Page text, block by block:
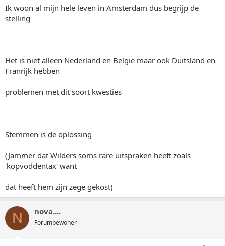
Ik woon al mijn hele leven in Amsterdam dus begrijp de
stelling
Het is niet alleen Nederland en Belgie maar ook Duitsland en
Franrijk hebben
problemen met dit soort kwesties
Stemmen is de oplossing
(Jammer dat Wilders soms rare uitspraken heeft zoals
'kopvoddentax' want
dat heeft hem zijn zege gekost)
N nova....
Forumbewoner